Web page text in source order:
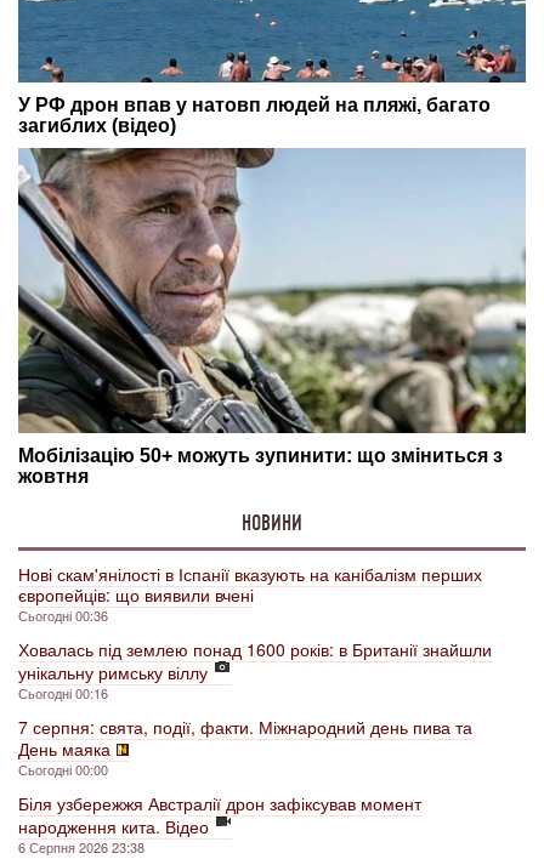
НОВИНИ
Нові скам'янілості в Іспанії вказують на канібалізм перших
європейців: що виявили вчені
Сьогодні 00:36
Ховалась під землею понад 1600 років: в Британії знайшли
унікальну римську віллу
Сьогодні 00:16
7 серпня: свята, події, факти. Міжнародний день пива та
День маяка
Сьогодні 00:00
Біля узбережжя Австралії дрон зафіксував момент
народження кита. Відео
6 Серпня 2026 23:38